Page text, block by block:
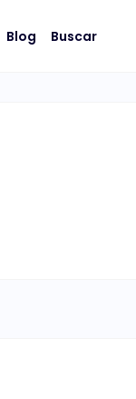
Blog Buscar